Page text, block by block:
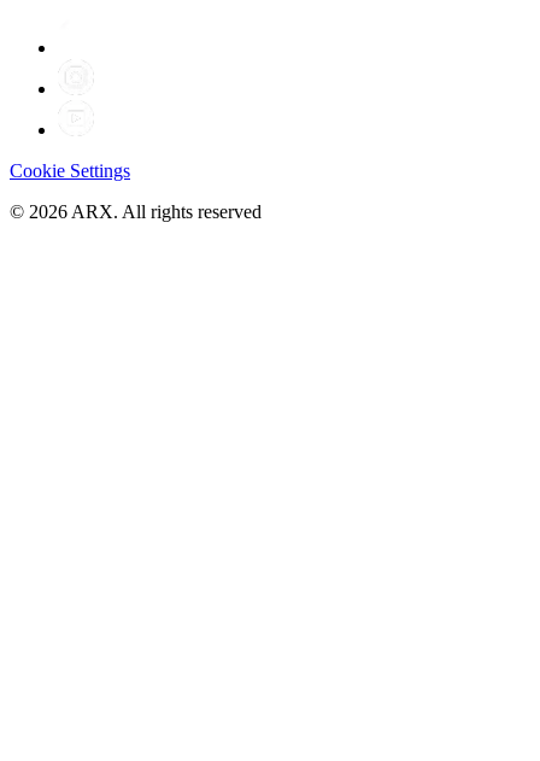
Cookie Settings
© 2026 ARX. All rights reserved